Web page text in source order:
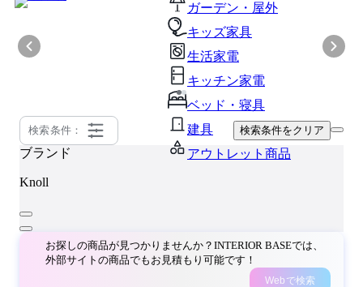
ガーデン・屋外
キッズ家具
生活家電
キッチン家電
ベッド・寝具
建具
アウトレット商品
検索条件： 検索条件をクリア
ブランド
Knoll
お探しの商品が見つかりませんか？INTERIOR BASEでは、
外部サイトの商品でもお見積もり可能です！
Webで検索